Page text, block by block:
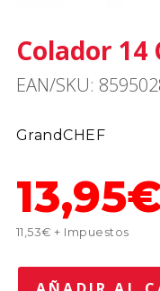
Colador 14
EAN/SKU:
GrandCHEF
11,53€ + Impuestos